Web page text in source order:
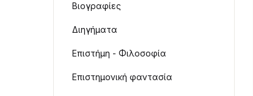
Βιογραφίες
Διηγήματα
Επιστήμη - Φιλοσοφία
Επιστημονική φαντασία